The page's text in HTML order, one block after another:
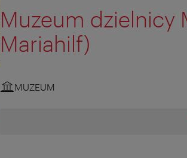
Muzeum dzielnicy
Mariahilf)
MUZEUM